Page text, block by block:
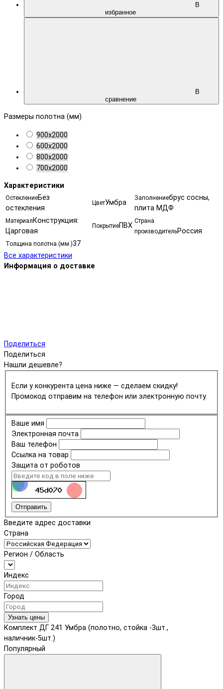
В
избранное
В
сравнение
Размеры полотна (мм)
900х2000
600х2000
800х2000
700х2000
Характеристики
ОстеклениеБез
остекления
ЦветУмбра
Заполнениебрус сосны,
плита МДФ
Материал Конструкция:
Царговая
ПокрытиеПВХ
Страна
производительРоссия
Толщина полотна (мм.)37
Все характеристики
Информация о доставке
Поделиться
Поделиться
Нашли дешевле?
Если у конкурента цена ниже — сделаем скидку!
Промокод отправим на телефон или электронную почту.
Ваше имя
Электронная почта
Ваш телефон
Ссылка на товар
Защита от роботов
Отправить
Введите адрес доставки
Страна
Регион / Область
Индекс
Город
Узнать цены
Комплект ДГ 241 Умбра (полотно, стойка -3шт.,
наличник-5шт.)
Популярный